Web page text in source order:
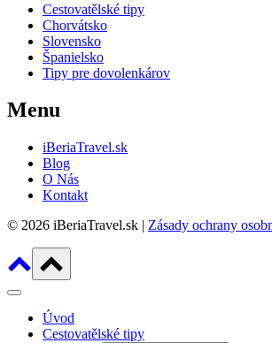
Cestovatělské tipy
Chorvátsko
Slovensko
Španielsko
Tipy pre dovolenkárov
Menu
iBeriaTravel.sk
Blog
O Nás
Kontakt
© 2026 iBeriaTravel.sk | Zásady ochrany
Úvod
Cestovatělské tipy